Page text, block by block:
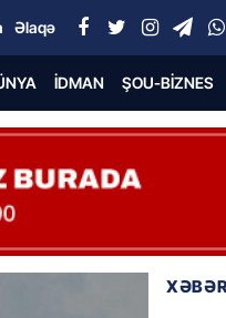
Əlaqə
İDMAN ŞOU-BIZNES